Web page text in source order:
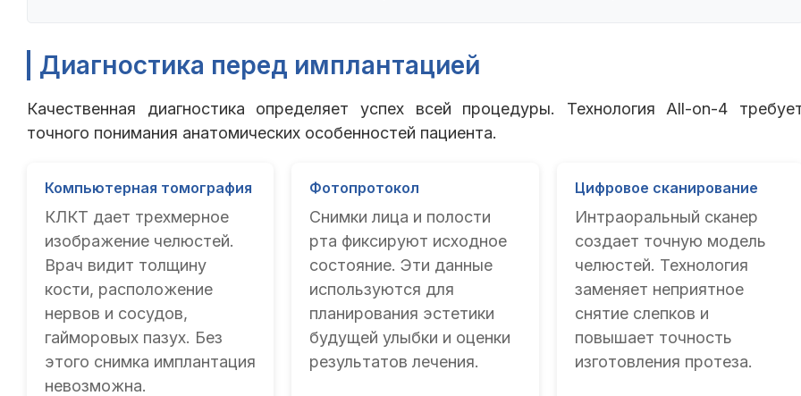
Диагностика перед имплантацией
Качественная диагностика определяет успех всей процедуры. Технология All-on-4
точного понимания анатомических особенностей пациента.
Компьютерная томография
КЛКТ дает трехмерное
изображение челюстей.
Врач видит толщину
кости, расположение
нервов и сосудов,
гайморовых пазух. Без
этого снимка имплантация
невозможна.
Фотопротокол
Снимки лица и полости
рта фиксируют исходное
состояние. Эти данные
используются для
планирования эстетики
будущей улыбки и оценки
результатов лечения.
Цифровое сканирование
Интраоральный сканер
создает точную модель
челюстей. Технология
заменяет неприятное
снятие слепков и
повышает точность
изготовления протеза.